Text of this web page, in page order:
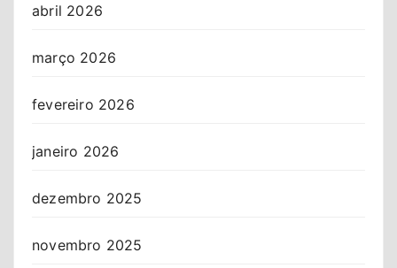
abril 2026
março 2026
fevereiro 2026
janeiro 2026
dezembro 2025
novembro 2025